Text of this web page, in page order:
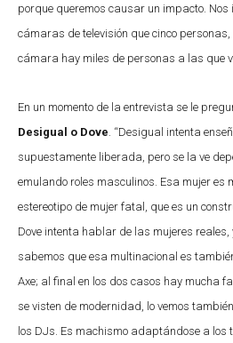
porque queremos causar un impacto. Nos
cámaras de televisión que cinco
cámara hay miles de personas a las que
En un momento de la entrevista se le
Desigual o Dove . “Desigual intenta
supuestamente liberada, pero se la ve
emulando roles masculinos. Esa mujer es
estereotipo de mujer fatal, que es un
Dove intenta hablar de las mujeres reales,
sabemos que esa multinacional es
Axe; al final en los dos casos hay mucha
se visten de modernidad, lo vemos
los DJs. Es machismo adaptándose a los